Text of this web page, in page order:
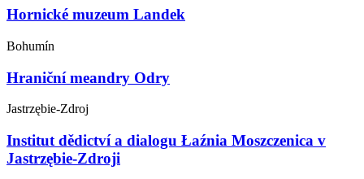
Hornické muzeum Landek
Bohumín
Hraniční meandry Odry
Jastrzębie-Zdroj
Institut dědictví a dialogu Łaźnia Moszczenica v
Jastrzębie-Zdroji